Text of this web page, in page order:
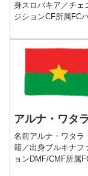
身スロバキア／チェ
ジションCF所属FC
アルナ・ワタラ
名前アルナ・ワタラ
籍／出身ブルキナフ
ョンDMF/CMF所属